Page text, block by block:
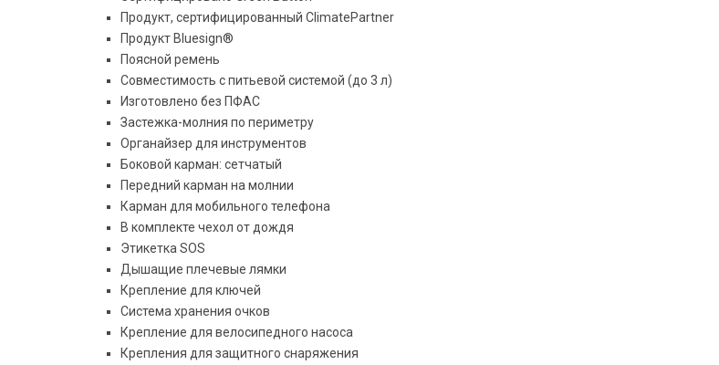
Продукт, сертифицированный ClimatePartner
Продукт Bluesign®
Поясной ремень
Совместимость с питьевой системой (до 3 л)
Изготовлено без ПФАС
Застежка-молния по периметру
Органайзер для инструментов
Боковой карман: сетчатый
Передний карман на молнии
Карман для мобильного телефона
В комплекте чехол от дождя
Этикетка SOS
Дышащие плечевые лямки
Крепление для ключей
Система хранения очков
Крепление для велосипедного насоса
Крепления для защитного снаряжения